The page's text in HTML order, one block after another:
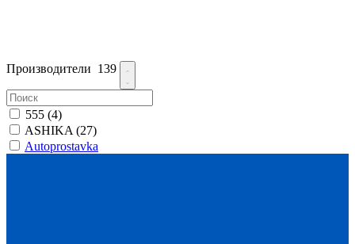
Производители 139
555 (4)
ASHIKA (27)
Autoprostavka